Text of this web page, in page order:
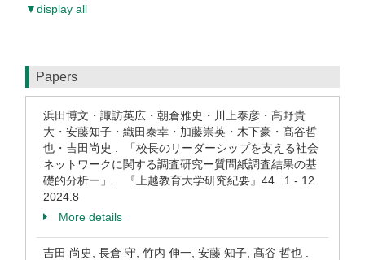
▼display all
Papers
浜田博文・諏訪英広・朝倉雅史・川上泰彦・髙野貴
大・安藤知子・織田泰幸・加藤崇英・木下豪・髙谷哲
也・吉田尚史 . 「校長のリーダーシップを支える社会
ネットワークに関する調査研究ー質問紙調査結果の基
礎的分析ー」 . 『上越教育大学研究紀要』44 1 - 12
2024.8
More details
吉田 尚史, 長倉 守, 竹内 伸一, 安藤 知子, 髙谷 哲也 .